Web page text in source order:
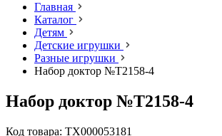
Главная
Каталог
Детям
Детские игрушки
Разные игрушки
Набор доктор №Т2158-4
Набор доктор №Т2158-4
Код товара: ТХ000053181